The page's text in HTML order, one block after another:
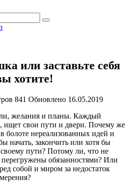
или заставьте себя
хотите!
841 Обновлено 16.05.2019
желания и планы. Каждый
ищет свои пути и двери. Почему же
болоте нереализованных идей и
начать, закончить или хотя бы
пути? Потому ли, что не
обязанностями? Или
собой и миром за недостаток